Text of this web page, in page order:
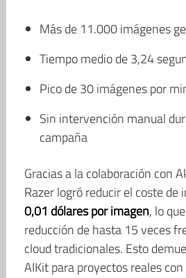
Más de 11.000 imágenes
Tiempo medio de 3,24
Pico de 30 imágenes por
Sin intervención manual
campaña
Gracias a la colaboración con
Razer logró reducir el coste
0,01 dólares por imagen, lo
reducción de hasta 15 veces
cloud tradicionales. Esto
AIKit para proyectos reales